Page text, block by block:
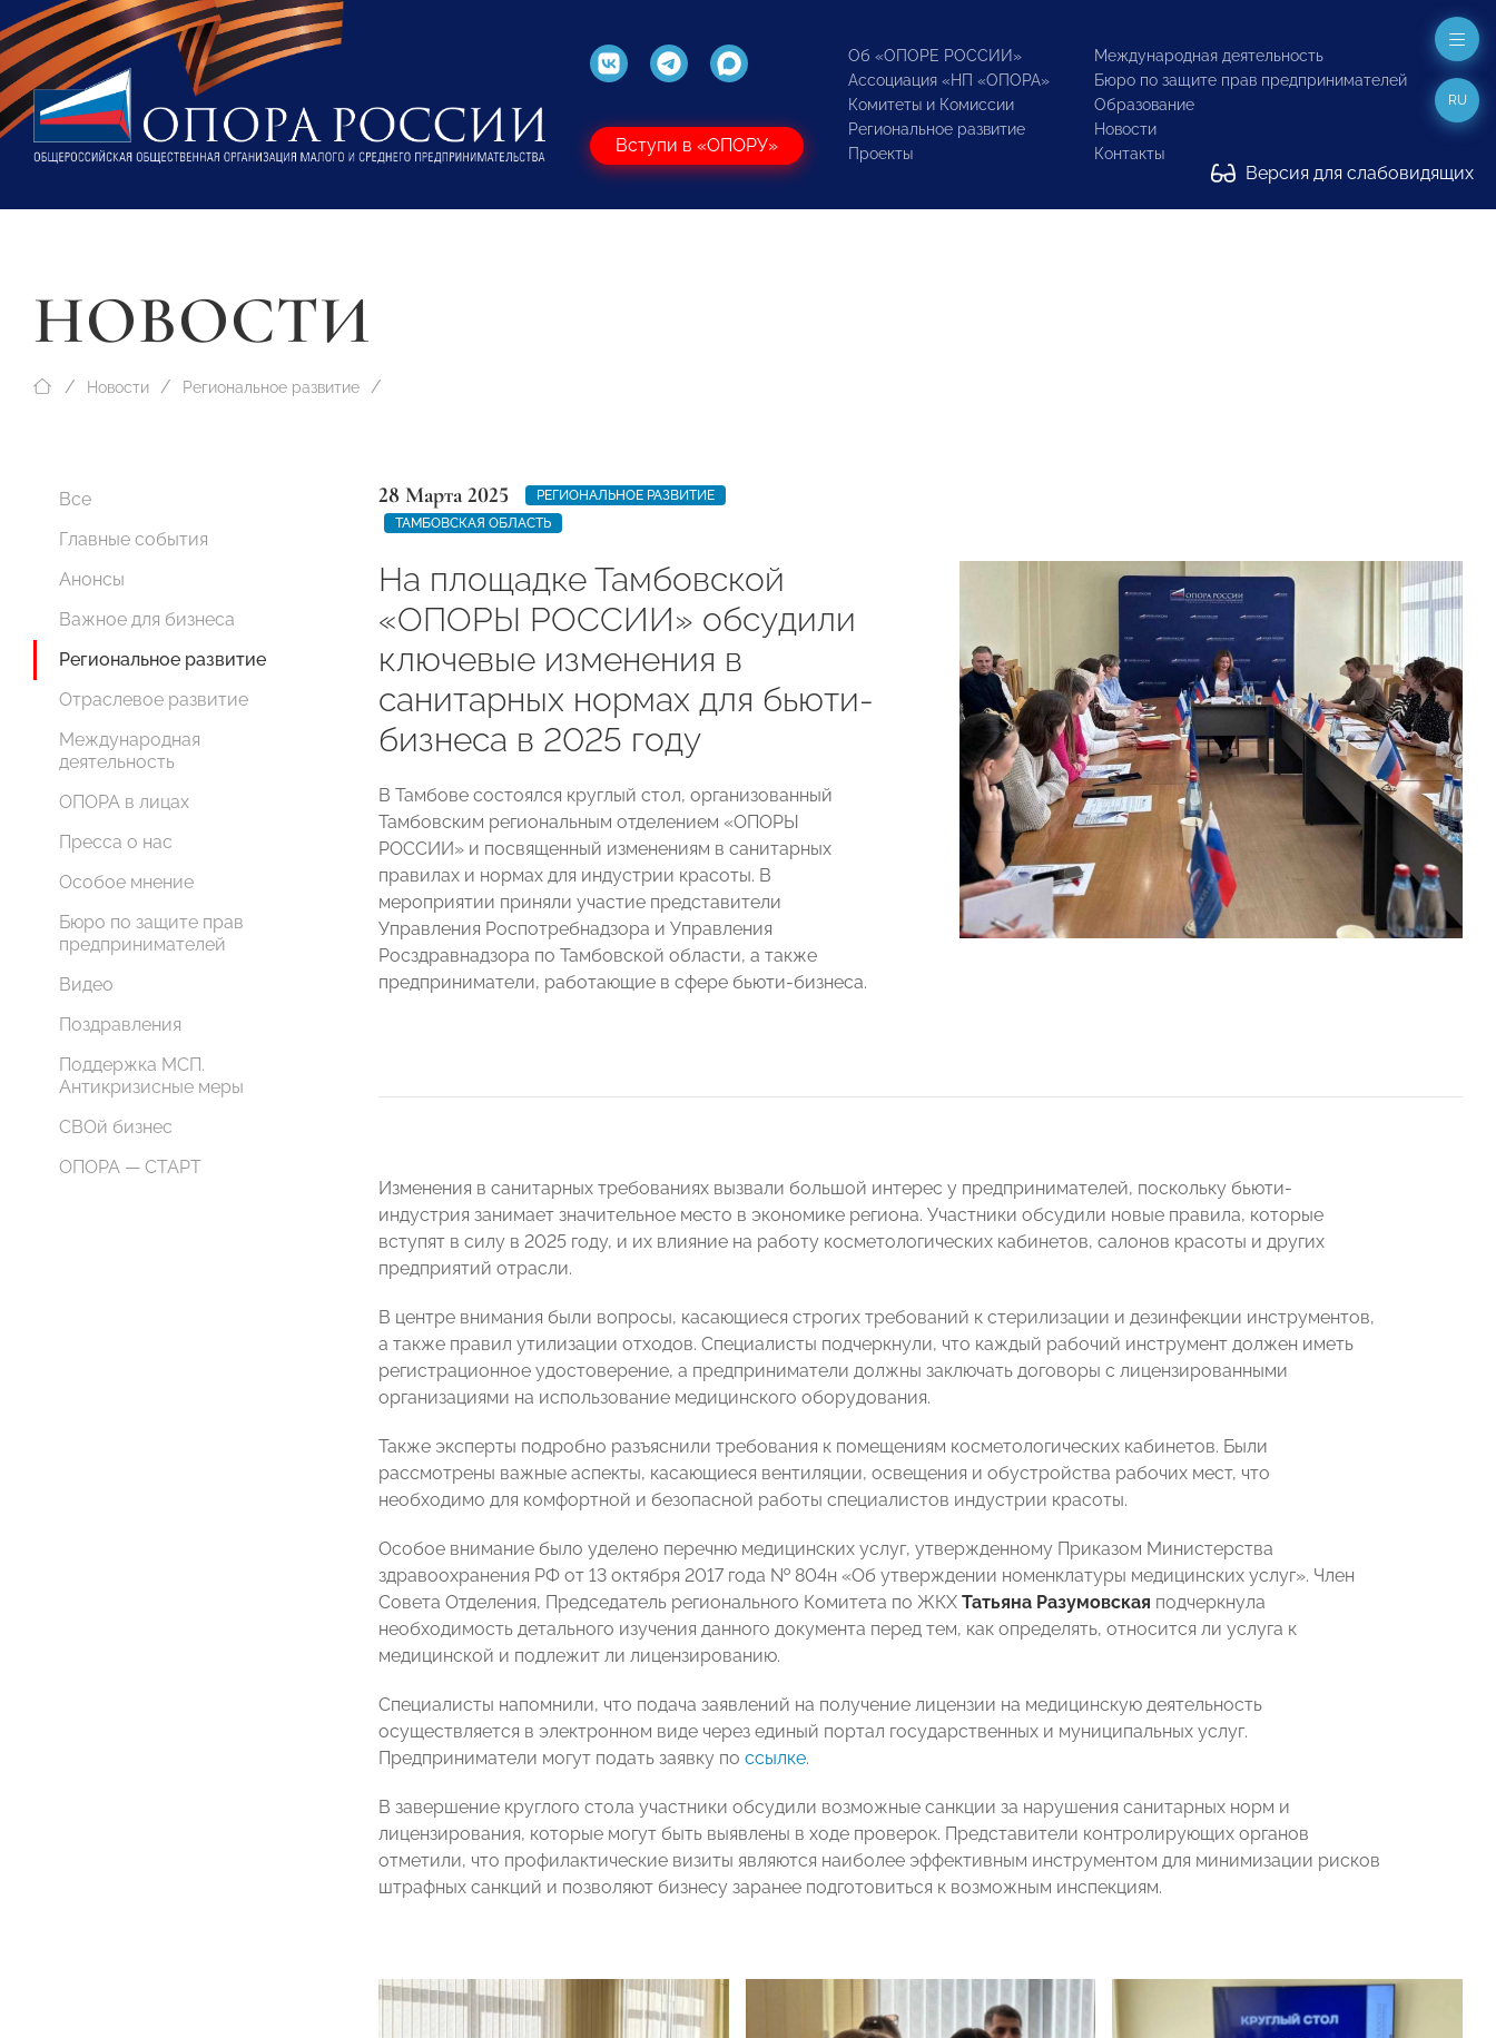
Вступи в «ОПОРУ»
Об «ОПОРЕ РОССИИ»
Ассоциация «НП «ОПОРА»
Комитеты и Комиссии
Региональное развитие
Проекты
Международная деятельность
Бюро по защите прав предпринимателей
Образование
Новости
Контакты
Версия для слабовидящих
RU
НОВОСТИ
Новости Региональное развитие
Все
Главные события
Анонсы
Важное для бизнеса
Региональное развитие
Отраслевое развитие
Международная
деятельность
ОПОРА в лицах
Пресса о нас
Особое мнение
Бюро по защите прав
предпринимателей
Видео
Поздравления
Поддержка МСП.
Антикризисные меры
СВОй бизнес
ОПОРА — СТАРТ
28 Марта 2025
РЕГИОНАЛЬНОЕ РАЗВИТИЕ
ТАМБОВСКАЯ ОБЛАСТЬ
На площадке Тамбовской
«ОПОРЫ РОССИИ» обсудили
ключевые изменения в
санитарных нормах для бьюти-
бизнеса в 2025 году
В Тамбове состоялся круглый стол, организованный
Тамбовским региональным отделением «ОПОРЫ
РОССИИ» и посвященный изменениям в санитарных
правилах и нормах для индустрии красоты. В
мероприятии приняли участие представители
Управления Роспотребнадзора и Управления
Росздравнадзора по Тамбовской области, а также
предприниматели, работающие в сфере бьюти-бизнеса.
Изменения в санитарных требованиях вызвали большой интерес у предпринимателей, поскольку бьюти-
индустрия занимает значительное место в экономике региона. Участники обсудили новые правила, которые
вступят в силу в 2025 году, и их влияние на работу косметологических кабинетов, салонов красоты и других
предприятий отрасли.
В центре внимания были вопросы, касающиеся строгих требований к стерилизации и дезинфекции инструментов,
а также правил утилизации отходов. Специалисты подчеркнули, что каждый рабочий инструмент должен иметь
регистрационное удостоверение, а предприниматели должны заключать договоры с лицензированными
организациями на использование медицинского оборудования.
Также эксперты подробно разъяснили требования к помещениям косметологических кабинетов. Были
рассмотрены важные аспекты, касающиеся вентиляции, освещения и обустройства рабочих мест, что
необходимо для комфортной и безопасной работы специалистов индустрии красоты.
Особое внимание было уделено перечню медицинских услуг, утвержденному Приказом Министерства
здравоохранения РФ от 13 октября 2017 года № 804н «Об утверждении номенклатуры медицинских услуг». Член
Совета Отделения, Председатель регионального Комитета по ЖКХ Татьяна Разумовская подчеркнула
необходимость детального изучения данного документа перед тем, как определять, относится ли услуга к
медицинской и подлежит ли лицензированию.
Специалисты напомнили, что подача заявлений на получение лицензии на медицинскую деятельность
осуществляется в электронном виде через единый портал государственных и муниципальных услуг.
Предприниматели могут подать заявку по ссылке.
В завершение круглого стола участники обсудили возможные санкции за нарушения санитарных норм и
лицензирования, которые могут быть выявлены в ходе проверок. Представители контролирующих органов
отметили, что профилактические визиты являются наиболее эффективным инструментом для минимизации рисков
штрафных санкций и позволяют бизнесу заранее подготовиться к возможным инспекциям.